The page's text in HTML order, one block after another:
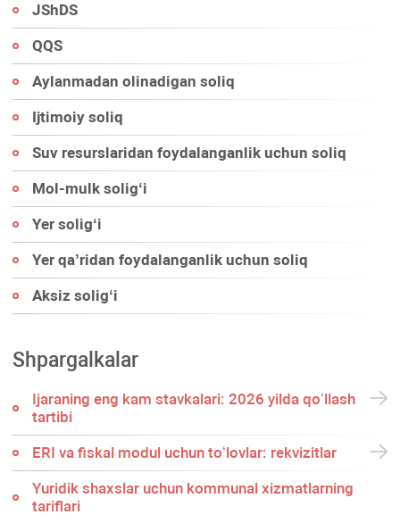
JShDS
QQS
Aylanmadan olinadigan soliq
Ijtimoiy soliq
Suv resurslaridan foydalanganlik uchun soliq
Mol-mulk soligʻi
Yer soligʻi
Yer qa’ridan foydalanganlik uchun soliq
Aksiz soligʻi
Shpargalkalar
Ijaraning eng kam stavkalari: 2026 yilda qoʻllash
tartibi
ERI va fiskal modul uchun toʻlovlar: rekvizitlar
Yuridik shaхslar uchun kommunal хizmatlarning
tariflari